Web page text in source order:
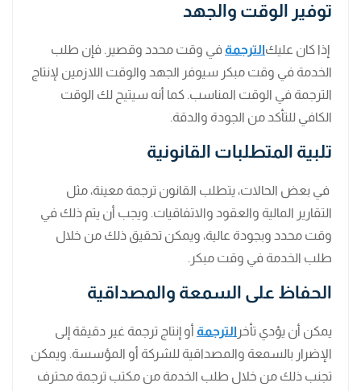
توفير الوقت والجهد
إذا كان عليكالترجمة في وقت محدد وقصير. فإن طلب
الخدمة في وقت مبكر سيوفر الجهد والوقت اللازمين لإنتاج
الترجمة في الوقت المناسب. كما أنه سيتيح لك الوقت
الكافي للتأكد من الجودة والدقة.
تلبية المتطلبات القانونية
في بعض الحالات، يتطلب القانون ترجمة معينة، مثل
التقارير المالية والعقود والاتفاقيات. ويجب أن يتم ذلك في
وقت محدد وبجودة عالية، ويمكن تحقيق ذلك من خلال
طلب الخدمة في وقت مبكر.
الحفاظ على السمعة والمصداقية
يمكن أن يؤدي تأخر الترجمة أو إنتاج ترجمة غير دقيقة إلى
الإضرار بالسمعة والمصداقية للشركة أو المؤسسة. ويمكن
تجنب ذلك من خلال طلب الخدمة من مكتب ترجمة محترف